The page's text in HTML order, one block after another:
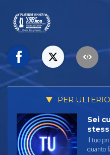
PER
Sei
Il tuo
quanto